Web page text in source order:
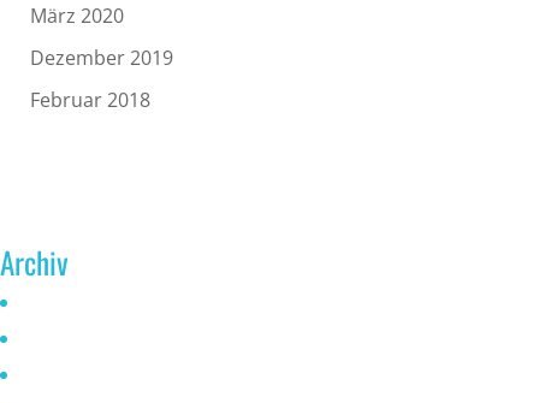
März 2020
Dezember 2019
Februar 2018
Archiv